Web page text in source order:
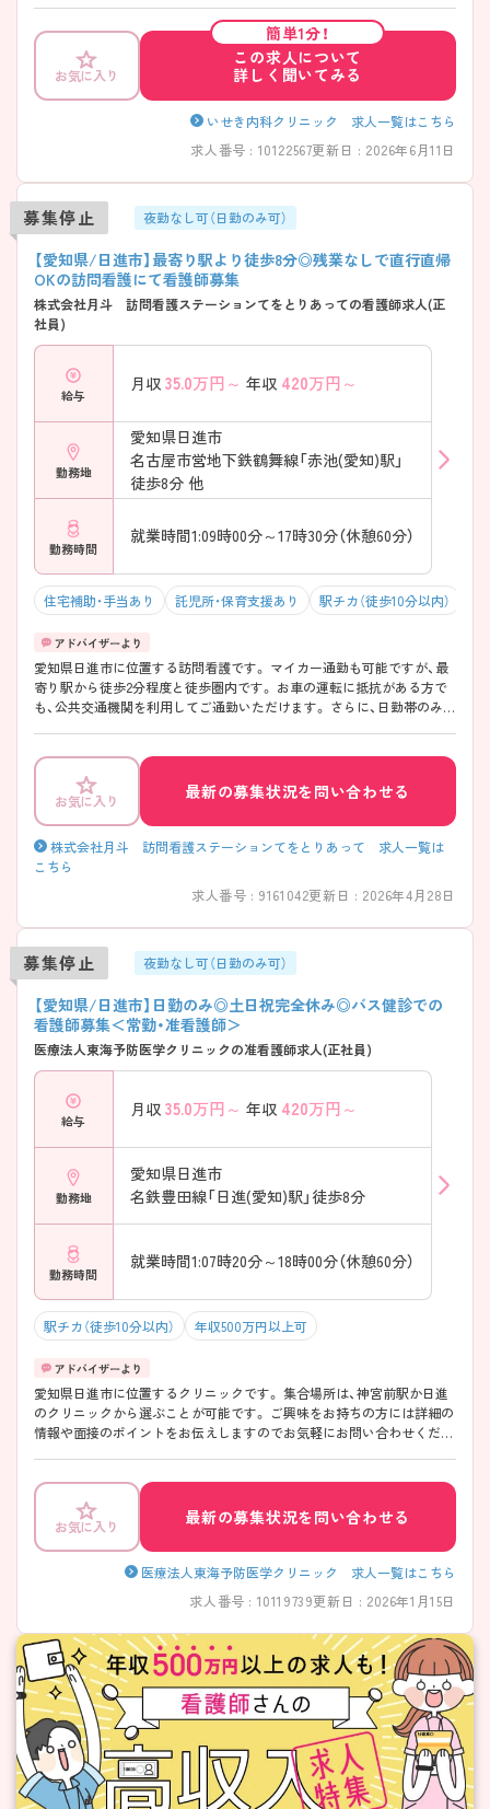
お気に入り
簡単1分！
この求人について
詳しく聞いてみる
いせき内科クリニック 求人一覧はこちら
求人番号 : 10122567更新日 : 2026年6月11日
募集停止 夜勤なし可（日勤のみ可）
【愛知県/日進市】最寄り駅より徒歩8分◎残業なしで直行直帰
OKの訪問看護にて看護師募集
株式会社月斗 訪問看護ステーションてをとりあっての看護師求人(正
社員)
給与
月収 35.0万円～ 年収 420万円～
勤務地
愛知県日進市
名古屋市営地下鉄鶴舞線「赤池(愛知)駅」
徒歩8分 他
勤務時間
就業時間1:09時00分～17時30分（休憩60分）
住宅補助・手当あり 託児所・保育支援あり 駅チカ（徒歩10分以内）
愛知県日進市に位置する訪問看護です。 マイカー通勤も可能ですが、最
寄り駅から徒歩2分程度と徒歩圏内です。 お車の運転に抵抗がある方で
も、公共交通機関を利用してご通勤いただけます。 さらに、日勤帯のみの
わせくださいませ。
お気に入り
最新の募集状況を問い合わせる
株式会社月斗 訪問看護ステーションてをとりあって 求人一覧は
こちら
求人番号 : 9161042更新日 : 2026年4月28日
募集停止 夜勤なし可（日勤のみ可）
【愛知県/日進市】日勤のみ◎土日祝完全休み◎バス健診での
看護師募集＜常勤・准看護師＞
医療法人東海予防医学クリニックの准看護師求人(正社員)
給与
月収 35.0万円～ 年収 420万円～
勤務地
愛知県日進市
名鉄豊田線「日進(愛知)駅」徒歩8分
勤務時間
就業時間1:07時20分～18時00分（休憩60分）
駅チカ（徒歩10分以内） 年収500万円以上可
愛知県日進市に位置するクリニックです。 集合場所は、神宮前駅か日進
のクリニックから選ぶことが可能です。 ご興味をお持ちの方には詳細の
情報や面接のポイントをお伝えしますのでお気軽にお問い合わせくださ
お気に入り 最新の募集状況を問い合わせる
医療法人東海予防医学クリニック 求人一覧はこちら
求人番号 : 10119739更新日 : 2026年1月15日